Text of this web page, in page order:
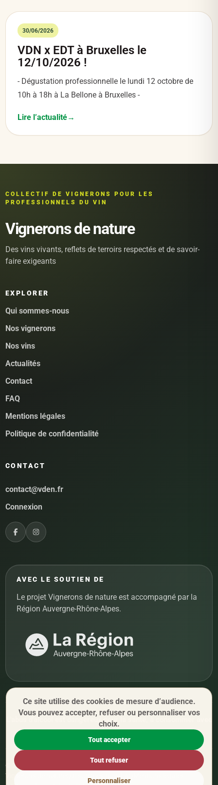
30/06/2026
VDN x EDT à Bruxelles le
12/10/2026 !
- Dégustation professionnelle le lundi 12 octobre de
10h à 18h à La Bellone à Bruxelles -
Lire l’actualité
COLLECTIF DE VIGNERONS POUR LES
PROFESSIONNELS DU VIN
Vignerons de nature
Des vins vivants, reflets de terroirs respectés et de savoir-
faire exigeants
EXPLORER
Qui sommes-nous
Nos vignerons
Nos vins
Actualités
Contact
FAQ
Mentions légales
Politique de confidentialité
CONTACT
contact@vden.fr
Connexion
AVEC LE SOUTIEN DE
Le projet Vignerons de nature est accompagné par la
Région Auvergne-Rhône-Alpes.
L'abus d'alcool est dangereux pour la santé, à consommer avec
modération.
© 2026 Vignerons de nature. Tous droits réservés.
Vignerons de nature
Qui sommes-nous
Ce site utilise des cookies de mesure d’audience.
Vous pouvez accepter, refuser ou personnaliser vos
choix.
Tout accepter
Tout refuser
Personnaliser